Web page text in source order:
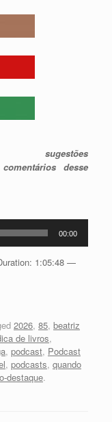
sugestões
desse
00:00
1:05:48 —
2026, 85, beatriz
de livros,
, podcast, Podcast
, podcasts, quando
destaque.